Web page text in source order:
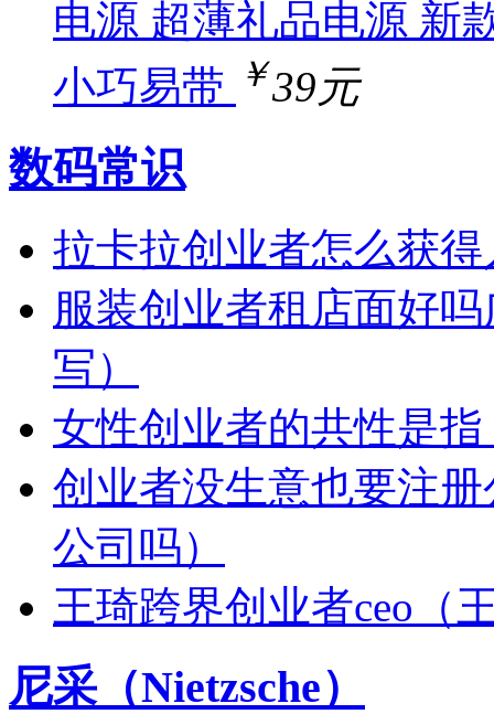
电源 超薄礼品电源 新
小巧易带 ￥39元
数码常识
拉卡拉创业者怎么获
服装创业者租店面好
写）
女性创业者的共性是
创业者没生意也要注
公司吗）
王琦跨界创业者ceo（
尼采（Nietzsche）